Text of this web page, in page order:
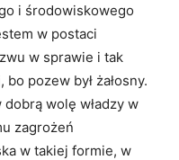
i środowiskowego
w postaci
w sprawie i tak
pozew był żałosny.
wolę władzy w
zagrożeń
w takiej formie, w